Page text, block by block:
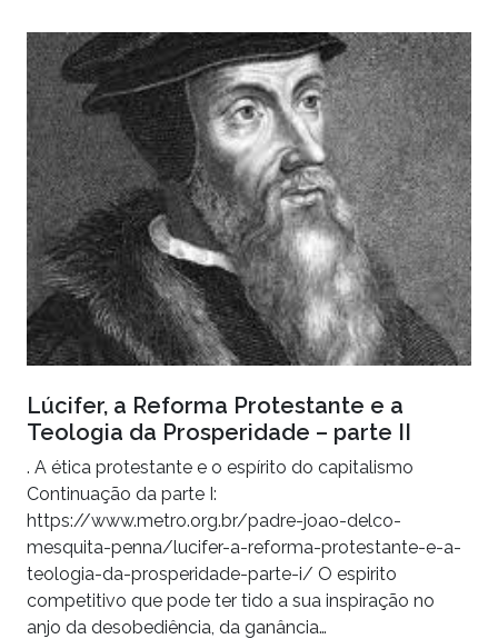
Lúcifer, a Reforma Protestante e a
Teologia da Prosperidade – parte II
. A ética protestante e o espírito do capitalismo
Continuação da parte I:
https://www.metro.org.br/padre-joao-delco-
mesquita-penna/lucifer-a-reforma-protestante-e-a-
teologia-da-prosperidade-parte-i/ O espirito
competitivo que pode ter tido a sua inspiração no
anjo da desobediência, da ganância…